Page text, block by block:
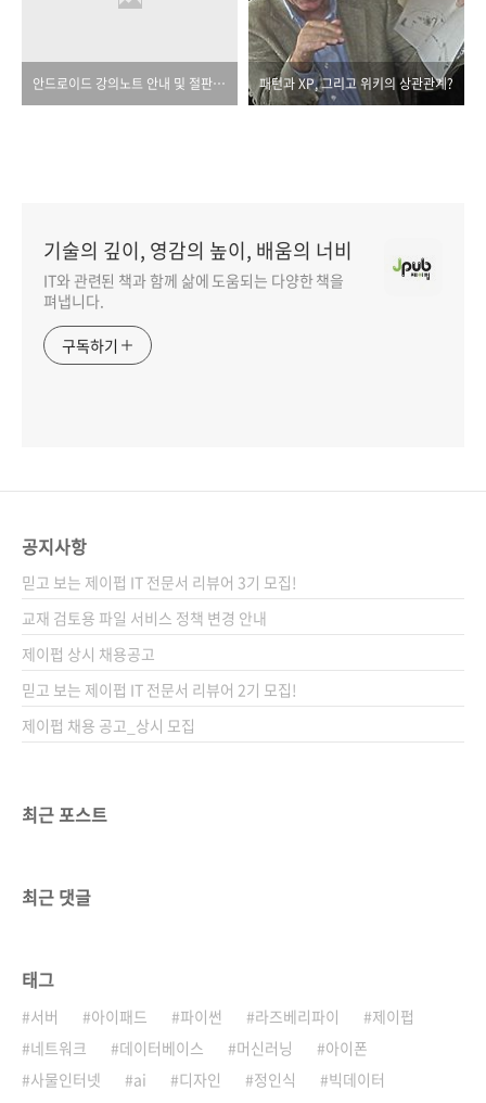
안드로이드 강의노트 안내 및 절판 안내 패턴과 XP, 그리고 위키의 상관관계?
기술의 깊이, 영감의 높이, 배움의 너비
IT와 관련된 책과 함께 삶에 도움되는 다양한 책을
펴냅니다.
구독하기
공지사항
믿고 보는 제이펍 IT 전문서 리뷰어 3기 모집!
교재 검토용 파일 서비스 정책 변경 안내
제이펍 상시 채용공고
믿고 보는 제이펍 IT 전문서 리뷰어 2기 모집!
제이펍 채용 공고_상시 모집
최근 포스트
최근 댓글
태그
서버 아이패드 파이썬 라즈베리파이
제이펍
네트워크
데이터베이스 머신러닝
아이폰
사물인터넷
ai 디자인 정인식
빅데이터